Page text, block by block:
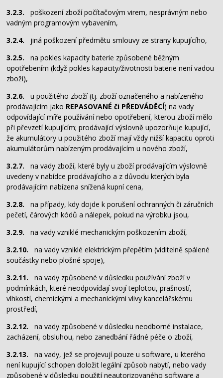
3.2.3. poškození zboží počítačovým virem, nesprávným nebo
vadným programovým vybavením,
3.2.4. jiná poškození předmětu smlouvy ze strany kupujícího,
3.2.5.
na pokles kapacity baterie způsobené běžným
opotřebením (když pokles kapacity/životnosti baterie není vadou
zboží),
3.2.6.
u použitého zboží (tj. zboží označeného a nabízeného
prodávajícím jako REPASOVANÉ či PŘEDVÁDĚCÍ) na vady
odpovídající míře používání nebo opotřebení, kterou zboží mělo
při převzetí kupujícím; prodávající výslovně upozorňuje kupující,
že akumulátory u použitého zboží mají vždy nižší kapacitu oproti
akumulátorům nabízeným prodávajícím u nového zboží,
3.2.7.
na vady zboží, které byly u zboží prodávajícím výslovně
uvedeny v nabídce prodávajícího a z důvodu kterých byla
prodávajícím nabízena snížená kupní cena,
3.2.8.
na případy, kdy dojde k porušení ochranných či záručních
pečetí, čárových kódů a nálepek, pokud na výrobku jsou,
3.2.9. na vady vzniklé mechanickým poškozením zboží,
3.2.10.
na vady vzniklé elektrickým přepětím (viditelně spálené
součástky nebo plošné spoje),
3.2.11. na vady způsobené v důsledku používání zboží v
podmínkách, které neodpovídají svojí teplotou, prašností,
vlhkostí, chemickými a mechanickými vlivy kancelářskému
prostředí,
3.2.12. na vady způsobené v důsledku neodborné instalace,
zacházení, obsluhou, nebo zanedbání řádné péče o zboží,
3.2.13. na vady, jež se projevují pouze u software, u kterého
není kupující schopen doložit legální způsob nabytí, nebo vady
způsobené v důsledku použití neautorizovaného software a